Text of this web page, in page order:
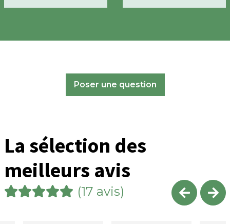
Cordialement,
La Compagnie duPoser une question
La sélection des
meilleurs avis
(17 avis)